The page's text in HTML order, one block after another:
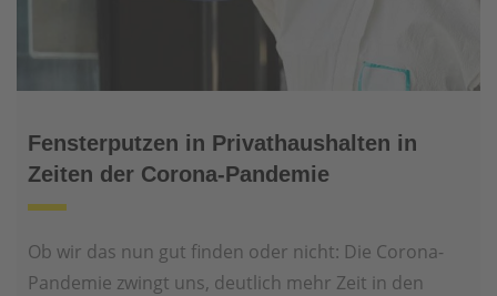
Fensterputzen in Privathaushalten in
Zeiten der Corona-Pandemie
Ob wir das nun gut finden oder nicht: Die Corona-
Pandemie zwingt uns, deutlich mehr Zeit in den